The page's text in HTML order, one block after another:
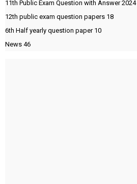
11th Public Exam Question with Answer 2024
12th public exam question papers 18
6th Half yearly question paper 10
News 46